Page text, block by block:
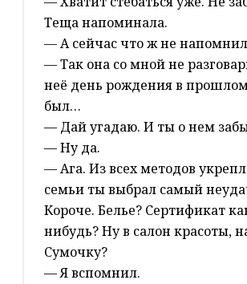
Теща напоминала.
— А сейчас что ж не
— Так она со мной не
неё день рождения в
был…
— Дай угадаю. И ты о нем
— Ну да.
— Ага. Из всех методов
семьи ты выбрал самый
Короче. Белье? Сертификат
нибудь? Ну в салон красоты,
Сумочку?
— Я вспомнил.